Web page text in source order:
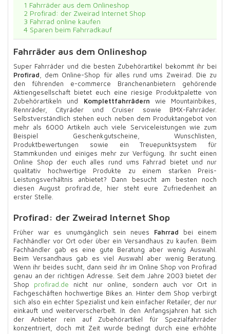
1 Fahrräder aus dem Onlineshop
2 Profirad: der Zweirad Internet Shop
3 Fahrrad online kaufen
4 Sparen beim Fahrradkauf
Fahrräder aus dem Onlineshop
Super Fahrräder und die besten Zubehörartikel bekommt ihr bei
Profirad , dem Online-Shop für alles rund ums Zweirad. Die zu
den führenden e-commerce Branchenanbietern gehörende
Aktiengesellschaft bietet euch eine riesige Produktpalette von
Zubehörartikeln und Komplettfahrrädern wie Mountainbikes,
Rennräder, Cityräder und Cruiser sowie BMX-Fahrräder.
Selbstverständlich stehen euch neben dem Produktangebot von
mehr als 6000 Artikeln auch viele Serviceleistungen wie zum
Beispiel Geschenkgutscheine, Wunschlisten,
Produktbewertungen sowie ein Treuepunktsystem für
Stammkunden und einiges mehr zur Verfügung. Ihr sucht einen
Online Shop der euch alles rund ums Fahrrad bietet und nur
qualitativ hochwertige Produkte zu einem starken Preis-
Leistungsverhältnis anbietet? Dann besucht am besten noch
diesen August profirad.de, hier steht eure Zufriedenheit an
erster Stelle.
Profirad: der Zweirad Internet Shop
Früher war es unumgänglich sein neues Fahrrad bei einem
Fachhändler vor Ort oder über ein Versandhaus zu kaufen. Beim
Fachhändler gab es eine gute Beratung aber wenig Auswahl.
Beim Versandhaus gab es viel Auswahl aber wenig Beratung.
Wenn ihr beides sucht, dann seid ihr im Online Shop von Profirad
genau an der richtigen Adresse. Seit dem Jahre 2003 bietet der
Shop profirad.de nicht nur online, sondern auch vor Ort in
Fachgeschäften hochwertige Bikes an. Hinter dem Shop verbirgt
sich also ein echter Spezialist und kein einfacher Retailer, der nur
einkauft und weiterverscherbelt. In den Anfangsjahren hat sich
der Anbieter rein auf Zubehörartikel für Spezialfahrräder
konzentriert, doch mit Zeit wurde bedingt durch eine erhöhte